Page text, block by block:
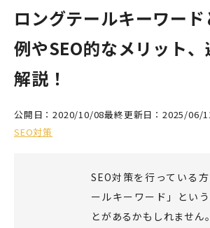
SERVICE
Q&A
ロングテールキーワー
例やSEO的なメリット
解説！
公開日：2020/10/08最終更新日：2025/06/
SEO対策
SEO対策を行っている
ールキーワード」とい
とがあるかもしれません。